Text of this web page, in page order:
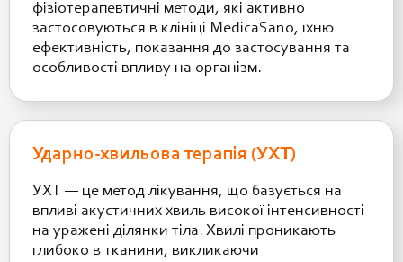
фізіотерапевтичні методи, які активно
застосовуються в клініці MedicaSano, їхню
ефективність, показання до застосування та
особливості впливу на організм.
Ударно-хвильова терапія (УХТ)
УХТ — це метод лікування, що базується на
впливі акустичних хвиль високої інтенсивності
на уражені ділянки тіла. Хвилі проникають
глибоко в тканини, викликаючи